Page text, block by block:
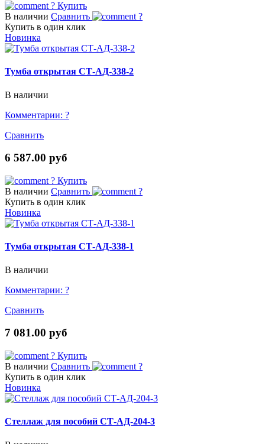
? Купить
В наличии Сравнить
?
Купить в один клик
Новинка
Тумба открытая СТ-АД-338-2
В наличии
Комментарии: ?
Сравнить
6 587.00 руб
? Купить
В наличии Сравнить
?
Купить в один клик
Новинка
Тумба открытая СТ-АД-338-1
В наличии
Комментарии: ?
Сравнить
7 081.00 руб
? Купить
В наличии Сравнить
?
Купить в один клик
Новинка
Стеллаж для пособий СТ-АД-204-3